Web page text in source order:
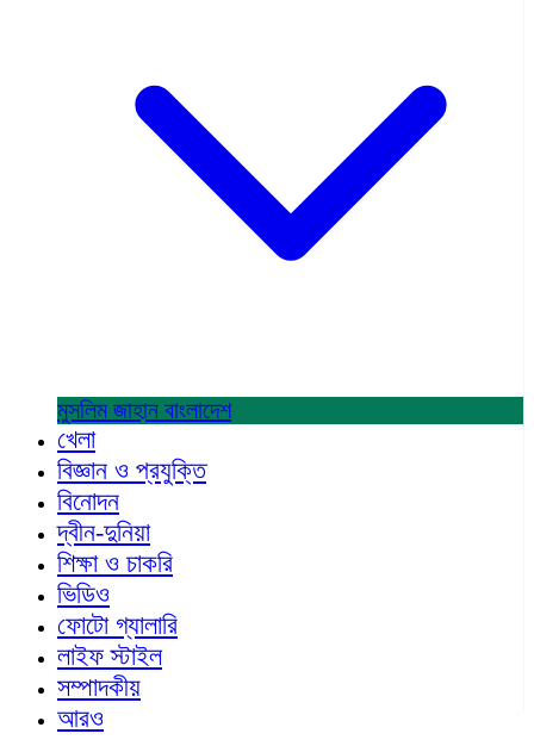
মুসলিম জাহান বাংলাদেশ
খেলা
বিজ্ঞান ও প্রযুক্তি
বিনোদন
দ্বীন-দুনিয়া
শিক্ষা ও চাকরি
ভিডিও
ফোটো গ্যালারি
লাইফ স্টাইল
সম্পাদকীয়
আরও